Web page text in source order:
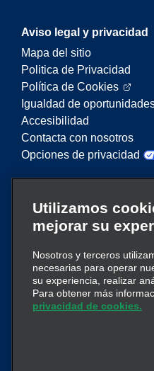
Aviso legal y privacidad
Mapa del sitio
Politica de Privacidad
Política de Cookies
Igualdad de
Accesibilidad
Contacta con nosotros
Opciones de privacidad
servicios de movilidad. En
“Enterprise Mobility” se
a la marca Enterprise
información relativa a
referencias no pretenden
estructura corporativa
Utilizamos
mejorar su
Nosotros y terceros
necesarias para operar
su experiencia, realizar
Para obtener más
privacidad de cookies.